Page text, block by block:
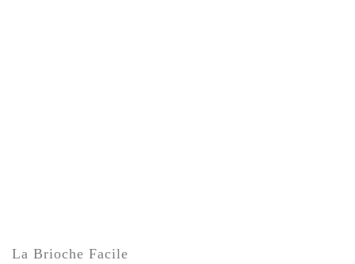
La Brioche Facile